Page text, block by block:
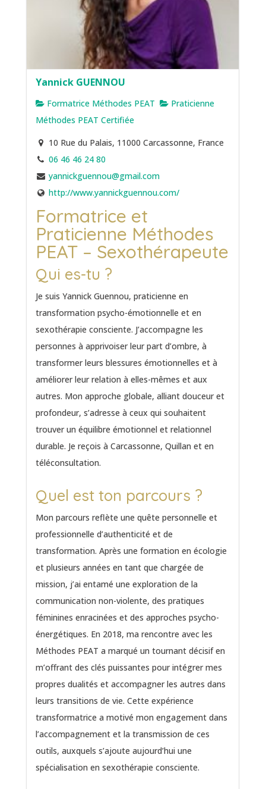
Yannick GUENNOU
Formatrice Méthodes PEAT
Praticienne
Méthodes PEAT Certifiée
10 Rue du Palais, 11000 Carcassonne, France
06 46 46 24 80
yannickguennou@gmail.com
http://www.yannickguennou.com/
Formatrice et
Praticienne Méthodes
PEAT – Sexothérapeute
Qui es-tu ?
Je suis Yannick Guennou, praticienne en
transformation psycho-émotionnelle et en
sexothérapie consciente. J’accompagne les
personnes à apprivoiser leur part d’ombre, à
transformer leurs blessures émotionnelles et à
améliorer leur relation à elles-mêmes et aux
autres. Mon approche globale, alliant douceur et
profondeur, s’adresse à ceux qui souhaitent
trouver un équilibre émotionnel et relationnel
durable. Je reçois à Carcassonne, Quillan et en
téléconsultation.
Quel est ton parcours ?
Mon parcours reflète une quête personnelle et
professionnelle d’authenticité et de
transformation. Après une formation en écologie
et plusieurs années en tant que chargée de
mission, j’ai entamé une exploration de la
communication non-violente, des pratiques
féminines enracinées et des approches psycho-
énergétiques. En 2018, ma rencontre avec les
Méthodes PEAT a marqué un tournant décisif en
m’offrant des clés puissantes pour intégrer mes
propres dualités et accompagner les autres dans
leurs transitions de vie. Cette expérience
transformatrice a motivé mon engagement dans
l’accompagnement et la transmission de ces
outils, auxquels s’ajoute aujourd’hui une
spécialisation en sexothérapie consciente.